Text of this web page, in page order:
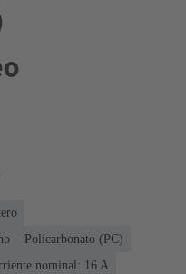
Policarbonato (PC)
nominal: ‌16 A